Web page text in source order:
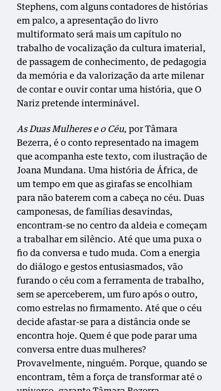
Stephens, com alguns contadores de histórias
em palco, a apresentação do livro
multiformato será mais um capítulo no
trabalho de vocalização da cultura imaterial,
de passagem de conhecimento, de pedagogia
da memória e da valorização da arte milenar
de contar e ouvir contar uma história, que O
Nariz pretende interminável.
As Duas Mulheres e o Céu, por Tâmara
Bezerra, é o conto representado na imagem
que acompanha este texto, com ilustração de
Joana Mundana. Uma história de África, de
um tempo em que as girafas se encolhiam
para não baterem com a cabeça no céu. Duas
camponesas, de famílias desavindas,
encontram-se no centro da aldeia e começam
a trabalhar em silêncio. Até que uma puxa o
fio da conversa e tudo muda. Com a energia
do diálogo e gestos entusiasmados, vão
furando o céu com a ferramenta de trabalho,
sem se aperceberem, um furo após o outro,
como estrelas no firmamento. Até que o céu
decide afastar-se para a distância onde se
encontra hoje. Quem é que pode parar uma
conversa entre duas mulheres?
Provavelmente, ninguém. Porque, quando se
encontram, têm a força de transformar até o